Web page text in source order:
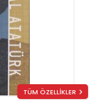
TÜM ÖZELLİKLER